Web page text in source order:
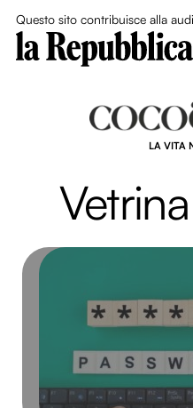
Questo sito contribuisce alla
LA VITA